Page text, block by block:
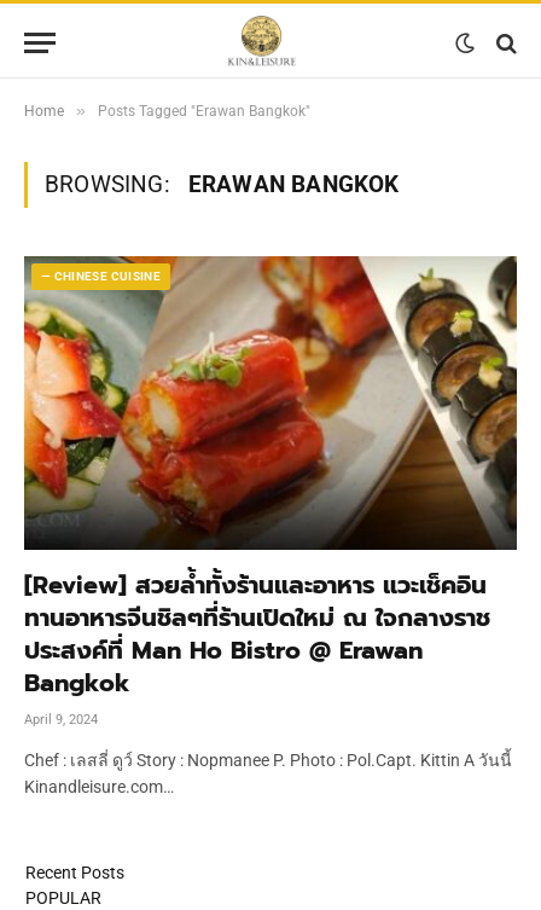
Home » Posts Tagged "Erawan Bangkok"
BROWSING: ERAWAN BANGKOK
— CHINESE CUISINE
[Review] สวยล้ำทั้งร้านและอาหาร แวะเช็คอิน
ทานอาหารจีนชิลๆที่ร้านเปิดใหม่ ณ ใจกลางราช
ประสงค์ที่ Man Ho Bistro @ Erawan
Bangkok
April 9, 2024
Chef : เลสลี่ ดูว์ Story : Nopmanee P. Photo : Pol.Capt. Kittin A วันนี้
Kinandleisure.com…
Recent Posts
POPULAR